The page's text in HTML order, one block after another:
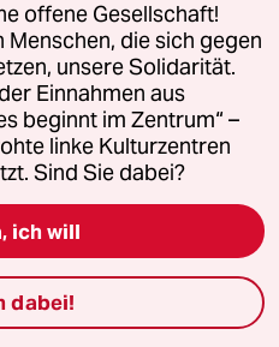
Uhr
krim nicht annektiert!
oecd-beobachter
ist ein
definiert
offene Gesellschaft!
die sich gegen
unsere Solidarität.
Einnahmen aus
beginnt im Zentrum“ –
linke Kulturzentren
Sind Sie dabei?
ich will
dabei!